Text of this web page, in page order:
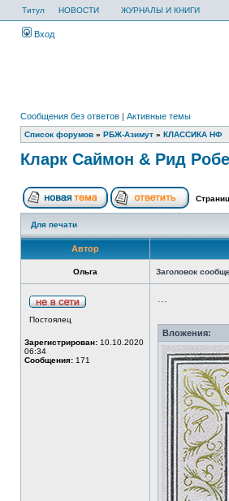
Титул НОВОСТИ ЖУРНАЛЫ И КНИГИ
Вход
Сообщения без ответов | Активные темы
Список форумов » РБЖ-Азимут » КЛАССИКА НФ
Кларк Саймон & Рид
Для печати
Автор
Ольга Заголовок
Постоялец
Зарегистрирован: 10.10.2020
06:34
Сообщения: 171
...
Вложения: